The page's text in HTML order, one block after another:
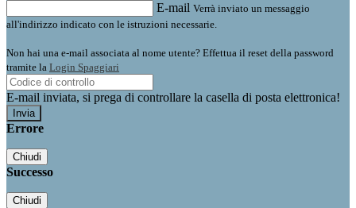
E-mail Verrà inviato un messaggio
all'indirizzo indicato con le istruzioni necessarie.
Non hai una e-mail associata al nome utente? Effettua il reset della password
tramite la Login Spaggiari
E-mail inviata, si prega di controllare la casella di posta elettronica!
Errore
Chiudi
Successo
Chiudi